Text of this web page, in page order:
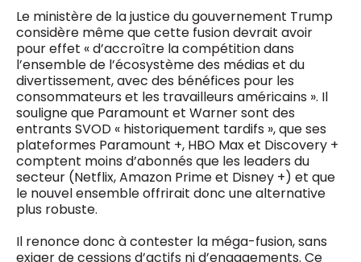
Le ministère de la justice du gouvernement Trump
considère même que cette fusion devrait avoir
pour effet « d’accroître la compétition dans
l’ensemble de l’écosystème des médias et du
divertissement, avec des bénéfices pour les
consommateurs et les travailleurs américains ». Il
souligne que Paramount et Warner sont des
entrants SVOD « historiquement tardifs », que ses
plateformes Paramount +, HBO Max et Discovery +
comptent moins d’abonnés que les leaders du
secteur (Netflix, Amazon Prime et Disney +) et que
le nouvel ensemble offrirait donc une alternative
plus robuste.
Il renonce donc à contester la méga-fusion, sans
exiger de cessions d’actifs ni d’engagements. Ce
Des questions ?